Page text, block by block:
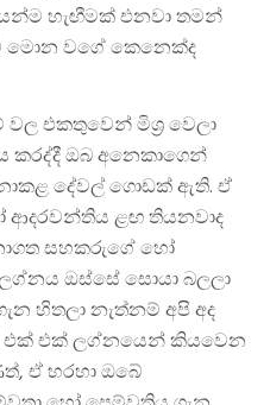
හැඟීමක් එනවා තමන්
මොන වගේ කෙනෙක්ද
එකතුවෙන් මිශ්‍ර වෙලා
කරද්දී ඔබ අනෙකාගෙන්
දේවල් ගොඩක් ඇති. ඒ
ආදරවන්තිය ළඟ තියනවාද
සහකරුගේ හෝ
ඔස්සේ සොයා බලලා
හිතලා නැත්නම් අපි අද
එක් එක් ලග්නයෙන් කියවෙන
ඒ හරහා ඔබේ